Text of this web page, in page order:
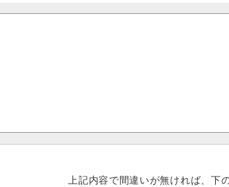
上記内容で間違いが無ければ、下